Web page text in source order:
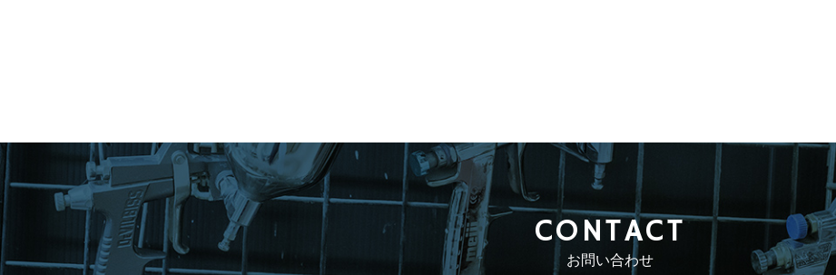
CONTACT
お問い合わせ